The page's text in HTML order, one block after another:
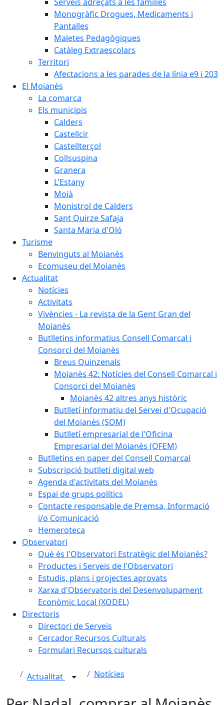
Monogràfic Drogues, Medicaments i
Pantalles
Maletes Pedagògiques
Catàleg Extraescolars
Territori
Afectacions a les parades de la línia e9 i 203
El Moianès
La comarca
Els municipis
Calders
Castellcir
Castellterçol
Collsuspina
Granera
L'Estany
Moià
Monistrol de Calders
Sant Quirze Safaja
Santa Maria d'Oló
Turisme
Benvinguts al Moianès
Ecomuseu del Moianès
Actualitat
Notícies
Activitats
Vivències - La revista de la Gent Gran del
Moianès
Butlletins informatius Consell Comarcal i
Consorci del Moianès
Breus Quinzenals
Moianès 42: Notícies del Consell Comarcal i
Consorci del Moianès
Moianès 42 altres anys històric
Butlletí informatiu del Servei d'Ocupació
del Moianès (SOM)
Butlletí empresarial de l'Oficina
Empresarial del Moianès (OFEM)
Butlletins en paper del Consell Comarcal
Subscripció butlletí digital web
Agenda d'activitats del Moianès
Espai de grups polítics
Contacte responsable de Premsa, Informació
i/o Comunicació
Hemeroteca
Observatori
Què és l'Observatori Estratègic del Moianès?
Productes i Serveis de l'Observatori
Estudis, plans i projectes aprovats
Xarxa d'Observatoris del Desenvolupament
Econòmic Local (XODEL)
Directoris
Directori de Serveis
Cercador Recursos Culturals
Formulari Recursos culturals
Actualitat Notícies